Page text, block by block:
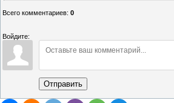
Всего комментариев: 0
Войдите:
Отправить